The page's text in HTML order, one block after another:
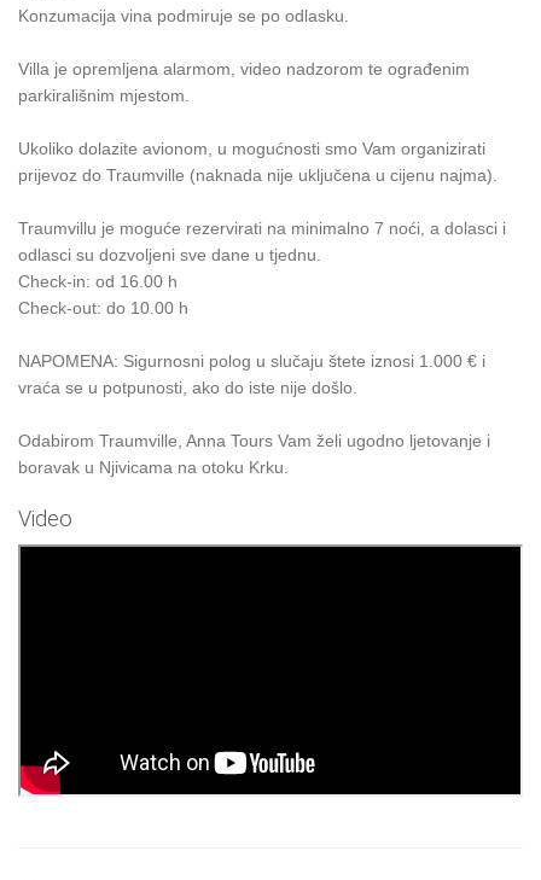
Konzumacija vina podmiruje se po odlasku.
Villa je opremljena alarmom, video nadzorom te ograđenim
parkirališnim mjestom.
Ukoliko dolazite avionom, u mogućnosti smo Vam organizirati
prijevoz do Traumville (naknada nije uključena u cijenu najma).
Traumvillu je moguće rezervirati na minimalno 7 noći, a dolasci i
odlasci su dozvoljeni sve dane u tjednu.
Check-in: od 16.00 h
Check-out: do 10.00 h
NAPOMENA: Sigurnosni polog u slučaju štete iznosi 1.000 € i
vraća se u potpunosti, ako do iste nije došlo.
Odabirom Traumville, Anna Tours Vam želi ugodno ljetovanje i
boravak u Njivicama na otoku Krku.
Video